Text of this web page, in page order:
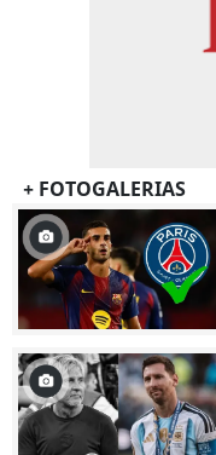
+ FOTOGALERIAS